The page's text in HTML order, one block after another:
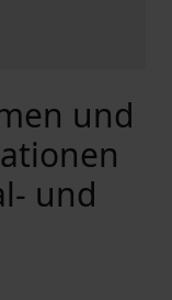
und
und